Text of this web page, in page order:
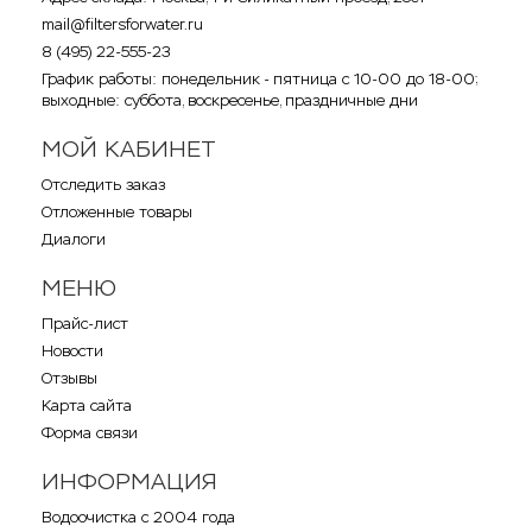
mail@filtersforwater.ru
8 (495) 22-555-23
График работы: понедельник - пятница с 10-00 до 18-00;
выходные: суббота, воскресенье, праздничные дни
МОЙ КАБИНЕТ
Отследить заказ
Отложенные товары
Диалоги
МЕНЮ
Прайс-лист
Новости
Отзывы
Карта сайта
Форма связи
ИНФОРМАЦИЯ
Водоочистка с 2004 года